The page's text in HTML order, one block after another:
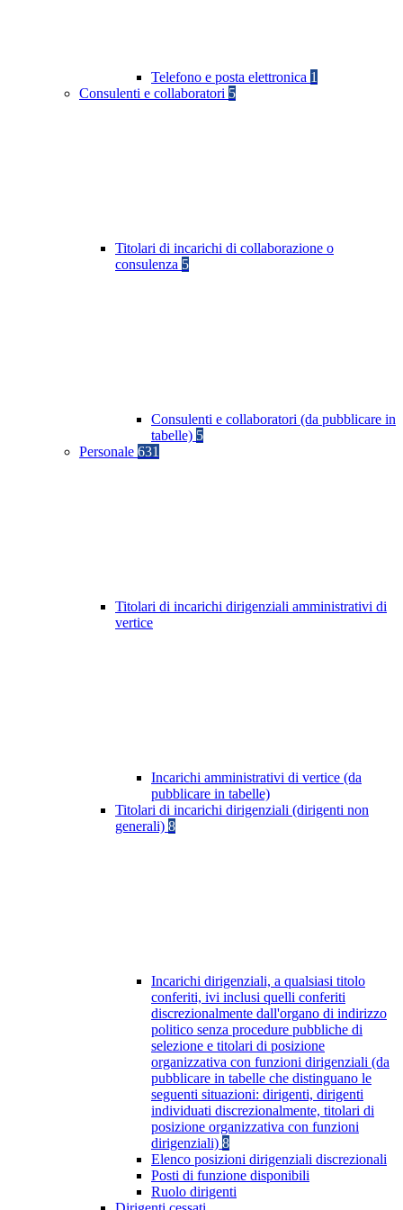
Telefono e posta elettronica 1
Consulenti e collaboratori 5
Titolari di incarichi di collaborazione o
consulenza 5
Consulenti e collaboratori (da pubblicare in
tabelle) 5
Personale 631
Titolari di incarichi dirigenziali amministrativi di
vertice
Incarichi amministrativi di vertice (da
pubblicare in tabelle)
Titolari di incarichi dirigenziali (dirigenti non
generali) 8
Incarichi dirigenziali, a qualsiasi titolo
conferiti, ivi inclusi quelli conferiti
discrezionalmente dall'organo di indirizzo
politico senza procedure pubbliche di
selezione e titolari di posizione
organizzativa con funzioni dirigenziali (da
pubblicare in tabelle che distinguano le
seguenti situazioni: dirigenti, dirigenti
individuati discrezionalmente, titolari di
posizione organizzativa con funzioni
dirigenziali) 8
Elenco posizioni dirigenziali discrezionali
Posti di funzione disponibili
Ruolo dirigenti